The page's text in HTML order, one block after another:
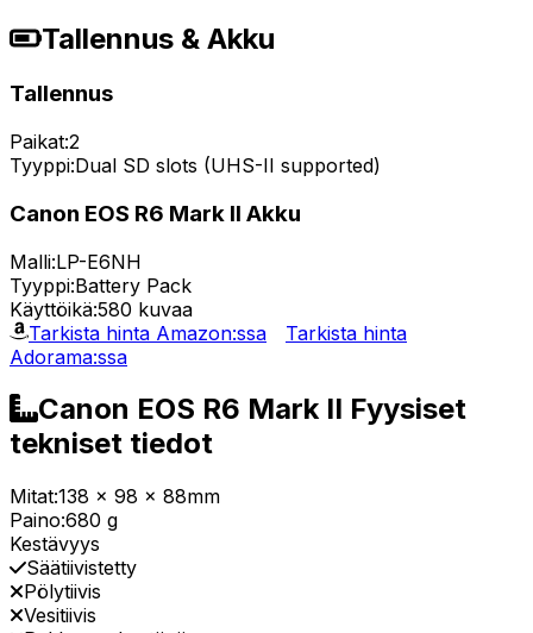
Tallennus & Akku
Tallennus
Paikat:2
Tyyppi:Dual SD slots (UHS-II supported)
Canon EOS R6 Mark II Akku
Malli:LP-E6NH
Tyyppi:Battery Pack
Käyttöikä:580 kuvaa
Tarkista hinta Amazon:ssa
Tarkista hinta
Adorama:ssa
Canon EOS R6 Mark II Fyysiset
tekniset tiedot
Mitat:138 x 98 x 88mm
Paino:680 g
Kestävyys
Säätiivistetty
Pölytiivis
Vesitiivis